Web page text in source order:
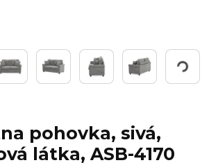
Working...
pohovka, sivá,
látka, ASB-4170